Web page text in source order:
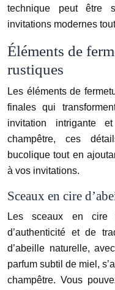
technique peut être
invitations modernes
Éléments de
rustiques
Les éléments de
finales qui
invitation intrigante
champêtre, ces
bucolique tout en
à vos invitations.
Sceaux en cire
Les sceaux en cire
d’authenticité et de
d’abeille naturelle,
parfum subtil de miel,
champêtre. Vous